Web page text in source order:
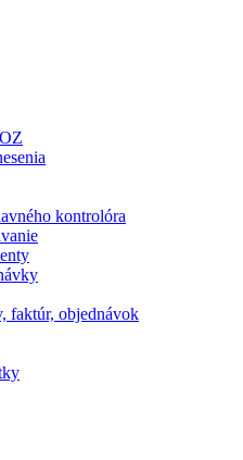
kontrolóra
faktúr, objednávok